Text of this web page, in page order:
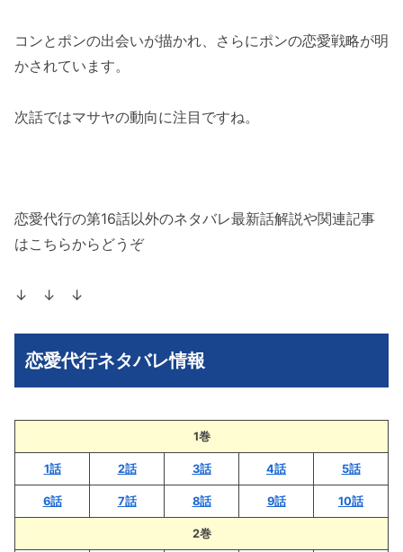
コンとポンの出会いが描かれ、さらにポンの恋愛戦略が明
かされています。
次話ではマサヤの動向に注目ですね。
恋愛代行の第16話以外のネタバレ最新話解説や関連記事
はこちらからどうぞ
↓ ↓ ↓
恋愛代行ネタバレ情報
1巻
1話 2話 3話 4話 5話
6話 7話 8話 9話 10話
2巻